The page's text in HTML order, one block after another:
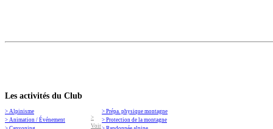
Les activités du Club
> Alpinisme
> Animation / Événement
> Prépa. physique montagne
> Protection de la montagne
>
Voir